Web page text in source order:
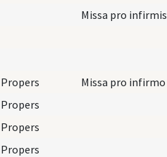
Missa pro infirmis